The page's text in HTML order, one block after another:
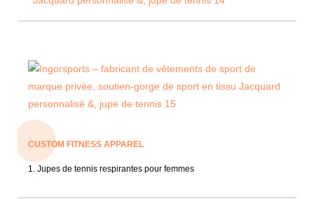
CUSTOM FITNESS APPAREL
1. Jupes de tennis respirantes pour femmes